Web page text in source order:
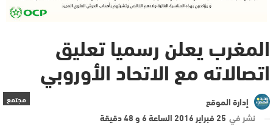
المغرب يعلن رسميا تعليق
اتصالاته مع الاتحاد الأوروبي
مجتمع
إدارة الموقع
نشر في 25 فبراير 2016 الساعة 6 و 48 دقيقة